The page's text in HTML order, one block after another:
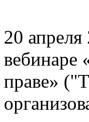
20
вебинаре
праве»